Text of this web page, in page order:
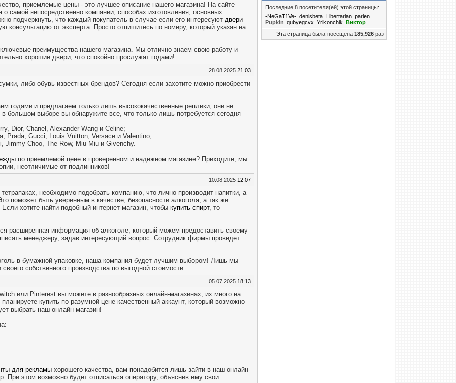
приемлемые цены - это лучшее описание нашего магазина! На сайте
самой непосредственно компании, способах изготовления, основных
подчеркнуть, что каждый покупатель в случае если его интересуют двери
консультацию от эксперта. Просто отпишитесь по номеру, который указан на
преимущества нашего магазина. Мы отлично знаем свою работу и
хорошие двери, что спокойно прослужат годами!
28.08.2025 21:03
либо обувь известных брендов? Сегодня если захотите можно приобрести
годами и предлагаем только лишь высококачественные реплики, они не
большом выборе вы обнаружите все, что только лишь потребуется сегодня
Dior, Chanel, Alexander Wang и Celine;
Prada, Gucci, Louis Vuitton, Versace и Valentino;
Jimmy Choo, The Row, Miu Miu и Givenchy.
по приемлемой цене в проверенном и надежном магазине? Приходите, мы
неотличимые от подлинников!
10.08.2025 12:07
необходимо подобрать компанию, что лично производит напитки, а
поможет быть уверенным в качестве, безопасности алкоголя, а так же
хотите найти подобный интернет магазин, чтобы купить спирт, то
расширенная информация об алкоголе, который можем предоставить своему
менеджеру, задав интересующий вопрос. Сотрудник фирмы проведет
в бумажной упаковке, наша компания будет лучшим выбором! Лишь мы
собственного производства по выгодной стоимости.
05.07.2025 18:13
или Pinterest вы можете в разнообразных онлайн-магазинах, их много на
купить по разумной цене качественный аккаунт, который возможно
выбрать наш онлайн магазин!
для рекламы хорошего качества, вам понадобится лишь зайти в наш онлайн-
При этом возможно будет отписаться оператору, объяснив ему свои
Последние 8 посетителя(ей) этой страницы:
-NeGaT1Ve- denisbeta Libertarian parlen
Puрkin qubyegcvx Yrikonchik Виктор
Эта страница была посещена 185,926 раз